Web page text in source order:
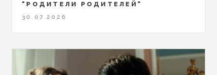
"РОДИТЕЛИ РОДИТЕЛЕЙ"
30.07.2026